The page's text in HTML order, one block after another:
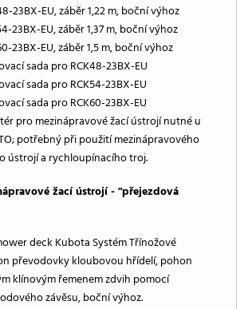
23BX-EU, záběr 1,22 m, boční výhoz
23BX-EU, záběr 1,37 m, boční výhoz
23BX-EU, záběr 1,5 m, boční výhoz
sada pro RCK48-23BX-EU
sada pro RCK54-23BX-EU
sada pro RCK60-23BX-EU
pro mezinápravové žací ústrojí nutné u
potřebný při použití mezinápravového
ústrojí a rychloupínacího troj.
žací ústrojí - "přejezdová
deck Kubota Systém Třínožové
převodovky kloubovou hřídelí, pohon
klínovým řemenem zdvih pomocí
závěsu, boční výhoz.